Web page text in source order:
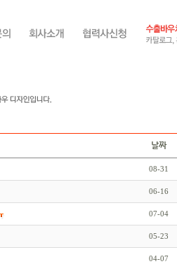
날짜
08-31
06-16
07-04
05-23
04-07